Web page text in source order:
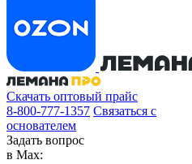
Скачать оптовый прайс
8-800-777-1357 Связаться с
основателем
Задать вопрос
в Max: